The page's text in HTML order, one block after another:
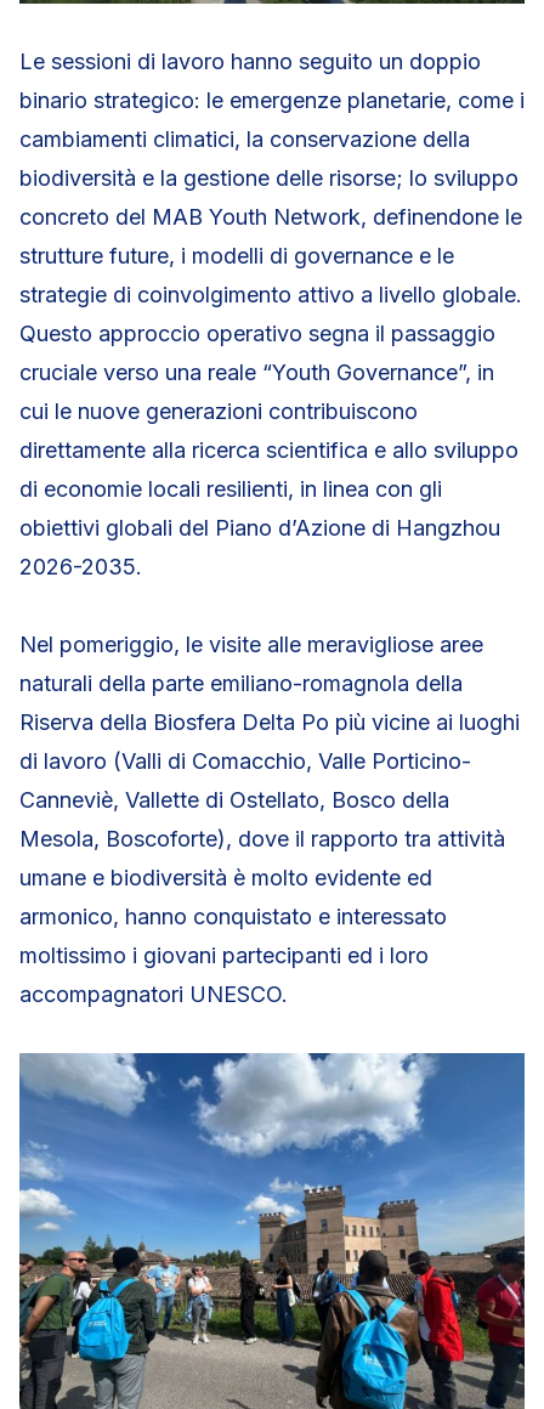
Le sessioni di lavoro hanno seguito un doppio
binario strategico: le emergenze planetarie, come i
cambiamenti climatici, la conservazione della
biodiversità e la gestione delle risorse; lo sviluppo
concreto del MAB Youth Network, definendone le
strutture future, i modelli di governance e le
strategie di coinvolgimento attivo a livello globale.
Questo approccio operativo segna il passaggio
cruciale verso una reale “Youth Governance”, in
cui le nuove generazioni contribuiscono
direttamente alla ricerca scientifica e allo sviluppo
di economie locali resilienti, in linea con gli
obiettivi globali del Piano d’Azione di Hangzhou
2026-2035.
Nel pomeriggio, le visite alle meravigliose aree
naturali della parte emiliano-romagnola della
Riserva della Biosfera Delta Po più vicine ai luoghi
di lavoro (Valli di Comacchio, Valle Porticino-
Canneviè, Vallette di Ostellato, Bosco della
Mesola, Boscoforte), dove il rapporto tra attività
umane e biodiversità è molto evidente ed
armonico, hanno conquistato e interessato
moltissimo i giovani partecipanti ed i loro
accompagnatori UNESCO.